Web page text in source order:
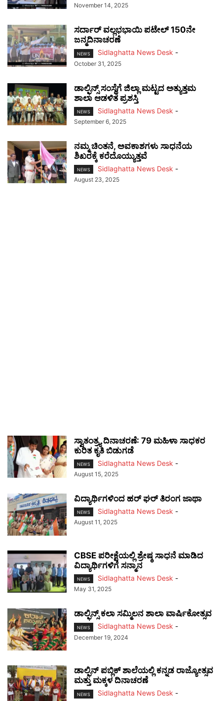
November 14, 2025
ಸರ್ದಾರ್ ವಲ್ಲಭಭಾಯಿ ಪಟೇಲ್ 150ನೇ
ಜನ್ಮದಿನಾಚರಣೆ
NEWS Sidlaghatta News Desk -
October 31, 2025
ಡಾಲ್ಫಿನ್ಸ್ ಸಂಸ್ಥೆಗೆ ಜಿಲ್ಲಾ ಮಟ್ಟದ ಅತ್ಯುತ್ತಮ
ಶಾಲಾ ಆಡಳಿತ ಪ್ರಶಸ್ತಿ
NEWS Sidlaghatta News Desk -
September 6, 2025
ನಮ್ಮ ಚಿಂತನೆ, ಅವಕಾಶಗಳು ಸಾಧನೆಯ
ಶಿಖರಕ್ಕೆ ಕರೆದೊಯ್ಯುತ್ತವೆ
NEWS Sidlaghatta News Desk -
August 23, 2025
ಸ್ವಾತಂತ್ರ್ಯ ದಿನಾಚರಣೆ: 79 ಮಹಿಳಾ ಸಾಧಕರ
ಕುರಿತ ಕೃತಿ ಬಿಡುಗಡೆ
NEWS Sidlaghatta News Desk -
August 15, 2025
ವಿದ್ಯಾರ್ಥಿಗಳಿಂದ ಹರ್ ಘರ್ ತಿರಂಗ ಜಾಥಾ
NEWS Sidlaghatta News Desk -
August 11, 2025
CBSE ಪರೀಕ್ಷೆಯಲ್ಲಿ ಶ್ರೇಷ್ಠ ಸಾಧನೆ ಮಾಡಿದ
ವಿದ್ಯಾರ್ಥಿಗಳಿಗೆ ಸನ್ಮಾನ
NEWS Sidlaghatta News Desk -
May 31, 2025
ಡಾಲ್ಫಿನ್ಸ್ ಕಲಾ ಸಮ್ಮಿಲನ ಶಾಲಾ ವಾರ್ಷಿಕೋತ್ಸವ
NEWS Sidlaghatta News Desk -
December 19, 2024
ಡಾಲ್ಫಿನ್ ಪಬ್ಲಿಕ್ ಶಾಲೆಯಲ್ಲಿ ಕನ್ನಡ ರಾಜ್ಯೋತ್ಸವ
ಮತ್ತು ಮಕ್ಕಳ ದಿನಾಚರಣೆ
NEWS Sidlaghatta News Desk -